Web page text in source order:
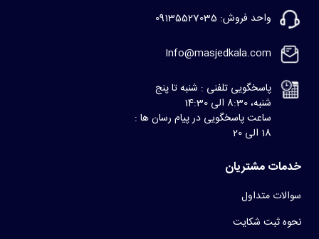
واحد فروش: 09135527035
Info@masjedkala.com
پاسخگویی تلفنی : شنبه تا پنج
شنبه، 8:30 الی 14:30
ساعت پاسخگویی در پیام رسان ها :
18 الی 20
خدمات مشتریان
سوالات متداول
نحوه ثبت شکایت